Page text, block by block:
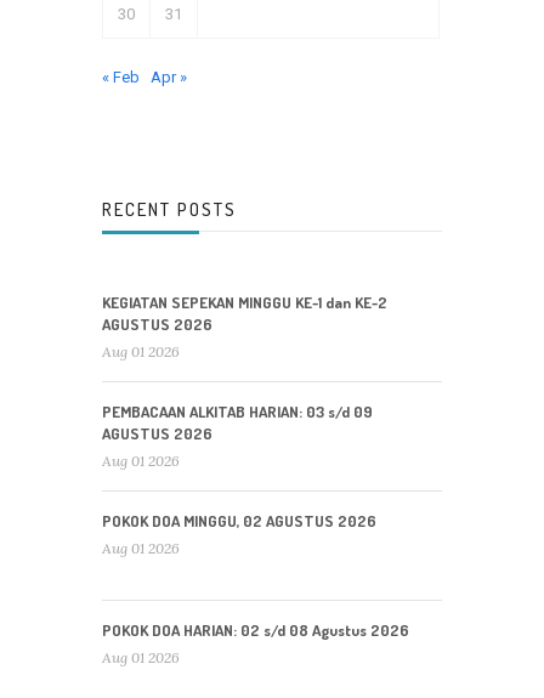
30 31
« Feb Apr »
RECENT POSTS
KEGIATAN SEPEKAN MINGGU KE-1 dan KE-2
AGUSTUS 2026
Aug 01 2026
PEMBACAAN ALKITAB HARIAN: 03 s/d 09
AGUSTUS 2026
Aug 01 2026
POKOK DOA MINGGU, 02 AGUSTUS 2026
Aug 01 2026
POKOK DOA HARIAN: 02 s/d 08 Agustus 2026
Aug 01 2026